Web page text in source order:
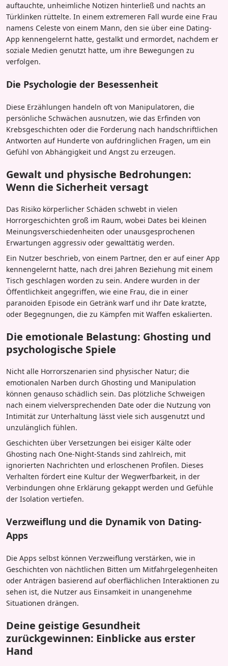
auftauchte, unheimliche Notizen hinterließ und nachts an
Türklinken rüttelte. In einem extremeren Fall wurde eine Frau
namens Celeste von einem Mann, den sie über eine Dating-
App kennengelernt hatte, gestalkt und ermordet, nachdem er
soziale Medien genutzt hatte, um ihre Bewegungen zu
verfolgen.
Die Psychologie der Besessenheit
Diese Erzählungen handeln oft von Manipulatoren, die
persönliche Schwächen ausnutzen, wie das Erfinden von
Krebsgeschichten oder die Forderung nach handschriftlichen
Antworten auf Hunderte von aufdringlichen Fragen, um ein
Gefühl von Abhängigkeit und Angst zu erzeugen.
Gewalt und physische Bedrohungen:
Wenn die Sicherheit versagt
Das Risiko körperlicher Schäden schwebt in vielen
Horrorgeschichten groß im Raum, wobei Dates bei kleinen
Meinungsverschiedenheiten oder unausgesprochenen
Erwartungen aggressiv oder gewalttätig werden.
Ein Nutzer beschrieb, von einem Partner, den er auf einer App
kennengelernt hatte, nach drei Jahren Beziehung mit einem
Tisch geschlagen worden zu sein. Andere wurden in der
Öffentlichkeit angegriffen, wie eine Frau, die in einer
paranoiden Episode ein Getränk warf und ihr Date kratzte,
oder Begegnungen, die zu Kämpfen mit Waffen eskalierten.
Die emotionale Belastung: Ghosting und
psychologische Spiele
Nicht alle Horrorszenarien sind physischer Natur; die
emotionalen Narben durch Ghosting und Manipulation
können genauso schädlich sein. Das plötzliche Schweigen
nach einem vielversprechenden Date oder die Nutzung von
Intimität zur Unterhaltung lässt viele sich ausgenutzt und
unzulänglich fühlen.
Geschichten über Versetzungen bei eisiger Kälte oder
Ghosting nach One-Night-Stands sind zahlreich, mit
ignorierten Nachrichten und erloschenen Profilen. Dieses
Verhalten fördert eine Kultur der Wegwerfbarkeit, in der
Verbindungen ohne Erklärung gekappt werden und Gefühle
der Isolation vertiefen.
Verzweiflung und die Dynamik von Dating-
Apps
Die Apps selbst können Verzweiflung verstärken, wie in
Geschichten von nächtlichen Bitten um Mitfahrgelegenheiten
oder Anträgen basierend auf oberflächlichen Interaktionen zu
sehen ist, die Nutzer aus Einsamkeit in unangenehme
Situationen drängen.
Deine geistige Gesundheit
zurückgewinnen: Einblicke aus erster
Hand